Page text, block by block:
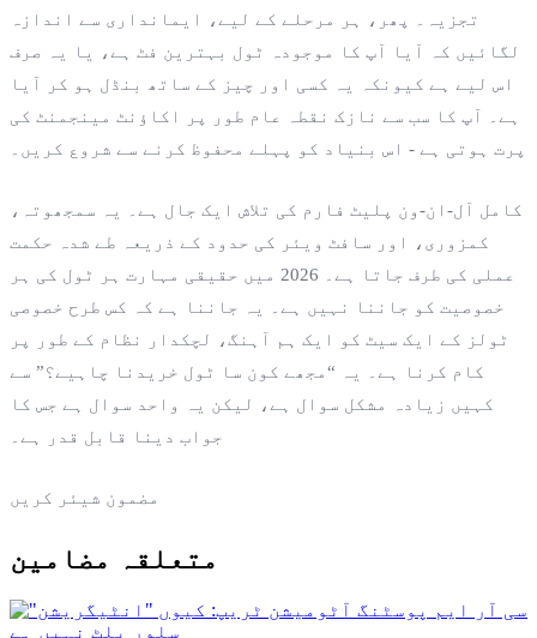
تجزیہ۔ پھر، ہر مرحلے کے لیے، ایمانداری سے اندازہ
لگائیں کہ آیا آپ کا موجودہ ٹول بہترین فٹ ہے، یا یہ صرف
اس لیے ہے کیونکہ یہ کسی اور چیز کے ساتھ بنڈل ہو کر آیا
ہے۔ آپ کا سب سے نازک نقطہ عام طور پر اکاؤنٹ مینجمنٹ کی
پرت ہوتی ہے - اس بنیاد کو پہلے محفوظ کرنے سے شروع کریں۔
کامل آل-ان-ون پلیٹ فارم کی تلاش ایک جال ہے۔ یہ سمجھوتہ،
کمزوری، اور سافٹ ویئر کی حدود کے ذریعہ طے شدہ حکمت
عملی کی طرف جاتا ہے۔ 2026 میں حقیقی مہارت ہر ٹول کی ہر
خصوصیت کو جاننا نہیں ہے۔ یہ جاننا ہے کہ کس طرح خصوصی
ٹولز کے ایک سیٹ کو ایک ہم آہنگ، لچکدار نظام کے طور پر
کام کرنا ہے۔ یہ “مجھے کون سا ٹول خریدنا چاہیے؟” سے
کہیں زیادہ مشکل سوال ہے، لیکن یہ واحد سوال ہے جس کا
جواب دینا قابل قدر ہے۔
مضمون شیئر کریں
متعلقہ مضامین